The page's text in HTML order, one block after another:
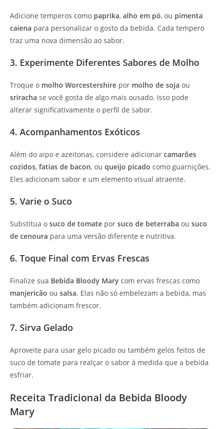
Adicione temperos como paprika, alho em pó, ou pimenta
caiena para personalizar o gosto da bebida. Cada tempero
traz uma nova dimensão ao sabor.
3. Experimente Diferentes Sabores de Molho
Troque o molho Worcestershire por molho de soja ou
sriracha se você gosta de algo mais ousado. Isso pode
alterar significativamente o perfil de sabor.
4. Acompanhamentos Exóticos
Além do aipo e azeitonas, considere adicionar camarões
cozidos, fatias de bacon, ou queijo picado como guarnições.
Eles adicionam sabor e um elemento visual atraente.
5. Varie o Suco
Substitua o suco de tomate por suco de beterraba ou suco
de cenoura para uma versão diferente e nutritiva.
6. Toque Final com Ervas Frescas
Finalize sua Bebida Bloody Mary com ervas frescas como
manjericão ou salsa. Elas não só embelezam a bebida, mas
também adicionam frescor.
7. Sirva Gelado
Aproveite para usar gelo picado ou também gelos feitos de
suco de tomate para realçar o sabor à medida que a bebida
esfriar.
Receita Tradicional da Bebida Bloody
Mary